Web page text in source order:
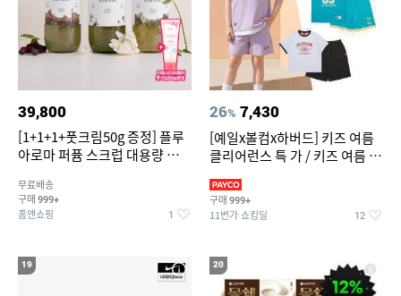
39,800
[1+1+1+풋크림50g 증정] 플루
아로마 퍼퓸 스크럽 대용량 바디
무료배송
구매 999+
홈앤쇼핑 1
26% 7,430
[예일x볼컴x하버드] 키즈 여름
클리어런스 특 가 / 키즈 여름 수
구매 999+
11번가 쇼킹딜 12
19 20